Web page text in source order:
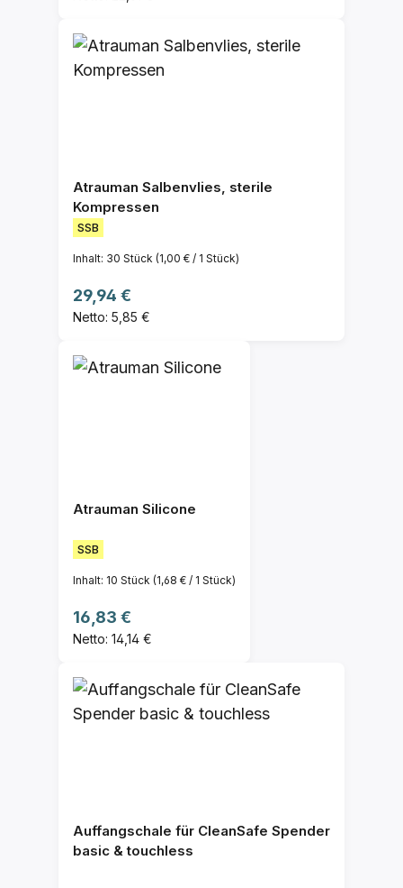
Atrauman Salbenvlies, sterile
Kompressen
SSB
Inhalt: 30 Stück (1,00 € / 1 Stück)
Regulärer Preis:
29,94 €
Netto: 5,85 €
Atrauman Silicone
SSB
Inhalt: 10 Stück (1,68 € / 1 Stück)
Regulärer Preis:
16,83 €
Netto: 14,14 €
Auffangschale für CleanSafe Spender
basic & touchless